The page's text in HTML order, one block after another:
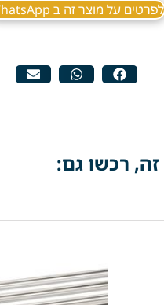
לפרטים על מוצר זה ב WhatsApp
רכשו גם: